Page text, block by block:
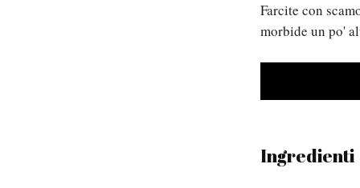
Farcite con
morbide un po'
Ingredienti